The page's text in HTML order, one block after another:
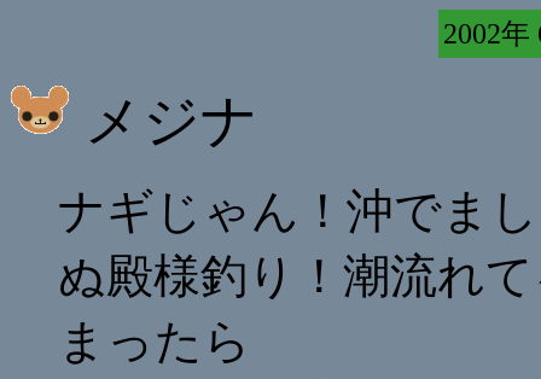
2002年
メジナ
ナギじゃん！沖でま
ぬ殿様釣り！潮流れ
まったら